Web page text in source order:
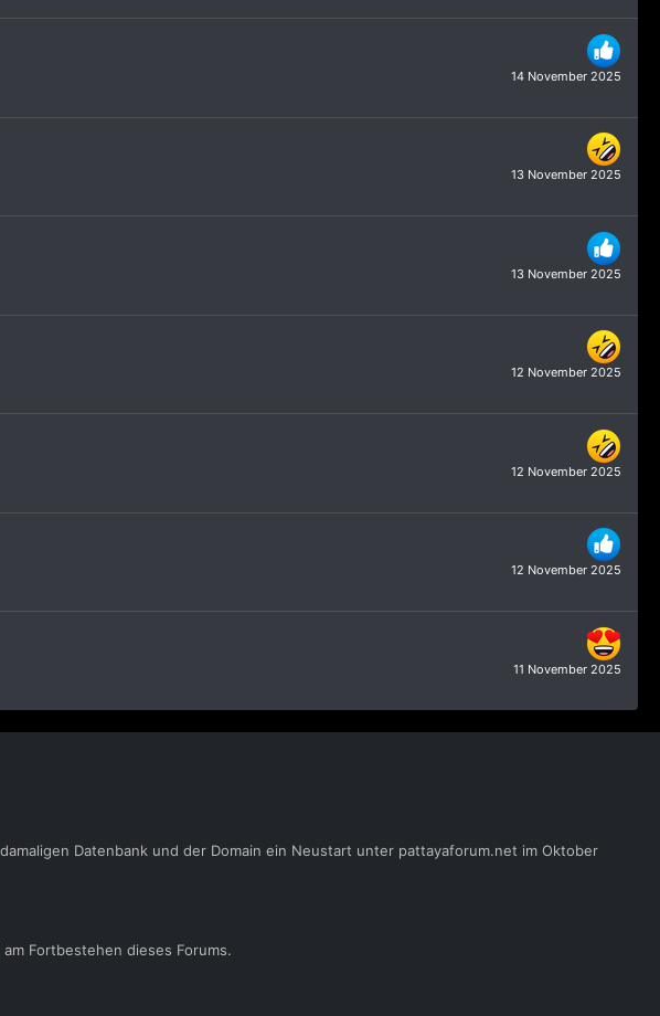
14 November 2025
13 November 2025
13 November 2025
12 November 2025
12 November 2025
12 November 2025
11 November 2025
Datenbank und der Domain ein Neustart unter pattayaforum.net im Oktober
Fortbestehen dieses Forums.